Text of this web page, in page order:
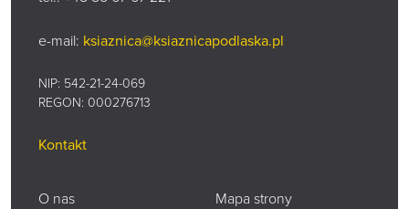
e-mail: ksiaznica@ksiaznicapodlaska.pl
NIP: 542-21-24-069
REGON: 000276713
Kontakt
O nas
Mapa strony